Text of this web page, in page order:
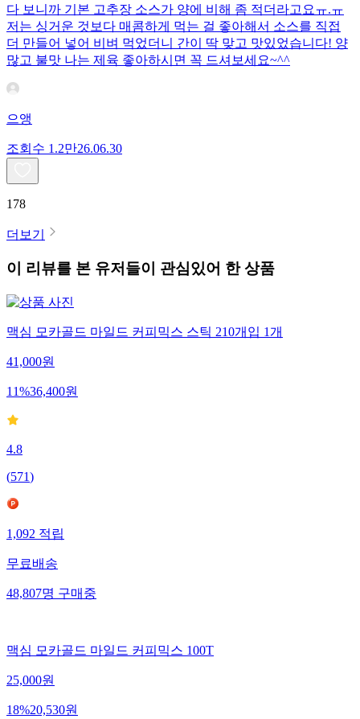
다 보니까 기본 고추장 소스가 양에 비해 좀 적더라고요ㅠ.ㅠ
저는 싱거운 것보다 매콤하게 먹는 걸 좋아해서 소스를 직접
더 만들어 넣어 비벼 먹었더니 간이 딱 맞고 맛있었습니다! 양
많고 불맛 나는 제육 좋아하시면 꼭 드셔보세요~^^
으앵
조회수 1.2만26.06.30
178
더보기
이 리뷰를 본 유저들이 관심있어 한 상품
맥심 모카골드 마일드 커피믹스 스틱 210개입 1개
41,000원
11%36,400원
4.8
(571)
1,092 적립
무료배송
48,807명 구매중
맥심 모카골드 마일드 커피믹스 100T
25,000원
18%20,530원